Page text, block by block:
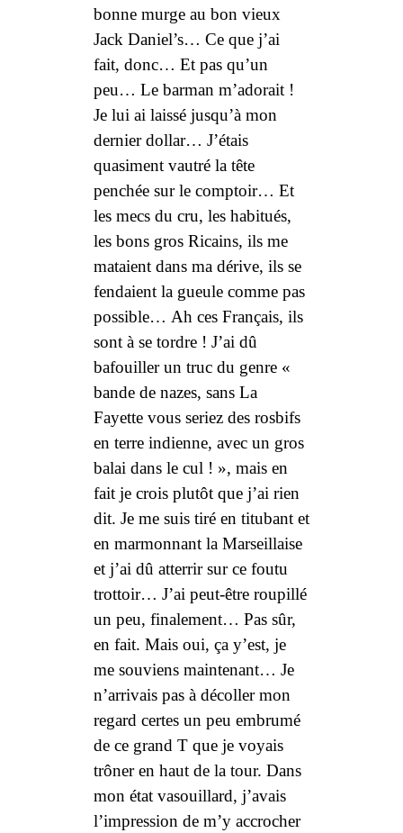
bonne murge au bon vieux
Jack Daniel’s… Ce que j’ai
fait, donc… Et pas qu’un
peu… Le barman m’adorait !
Je lui ai laissé jusqu’à mon
dernier dollar… J’étais
quasiment vautré la tête
penchée sur le comptoir… Et
les mecs du cru, les habitués,
les bons gros Ricains, ils me
mataient dans ma dérive, ils se
fendaient la gueule comme pas
possible… Ah ces Français, ils
sont à se tordre ! J’ai dû
bafouiller un truc du genre «
bande de nazes, sans La
Fayette vous seriez des rosbifs
en terre indienne, avec un gros
balai dans le cul ! », mais en
fait je crois plutôt que j’ai rien
dit. Je me suis tiré en titubant et
en marmonnant la Marseillaise
et j’ai dû atterrir sur ce foutu
trottoir… J’ai peut-être roupillé
un peu, finalement… Pas sûr,
en fait. Mais oui, ça y’est, je
me souviens maintenant… Je
n’arrivais pas à décoller mon
regard certes un peu embrumé
de ce grand T que je voyais
trôner en haut de la tour. Dans
mon état vasouillard, j’avais
l’impression de m’y accrocher